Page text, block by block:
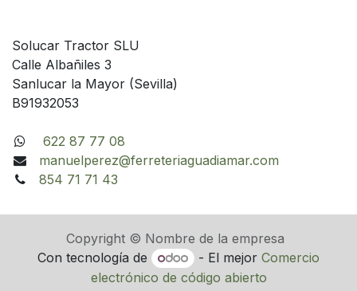
Solucar Tractor SLU
Calle Albañiles 3
Sanlucar la Mayor (Sevilla)
B91932053
622 87 77 08
manuelperez@ferreteriaguadiamar.com
854 71 71 43
Copyright © Nombre de la empresa
Con tecnología de
- El mejorComercio
electrónico de código abierto